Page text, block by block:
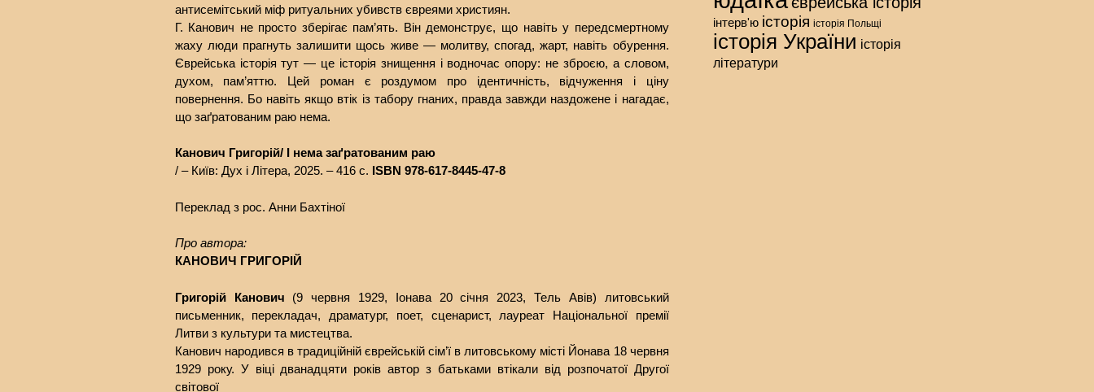
антисемітський міф ритуальних убивств євреями християн.
Г. Канович не просто зберігає пам’ять. Він демонструє, що навіть у передсмертному
жаху люди прагнуть залишити щось живе — молитву, спогад, жарт, навіть обурення.
Єврейська історія тут — це історія знищення і водночас опору: не зброєю, а словом,
духом, пам’яттю. Цей роман є роздумом про ідентичність, відчуження і ціну
повернення. Бо навіть якщо втік із табору гнаних, правда завжди наздожене і нагадає,
що заґратованим раю нема.
Канович Григорій/ І нема заґратованим раю
/ – Київ: Дух і Літера, 2025. – 416 с. ISBN 978-617-8445-47-8
Переклад з рос. Анни Бахтіної
Про автора:
КАНОВИЧ ГРИГОРІЙ
Григорій Канович (9 червня 1929, Іонава 20 січня 2023, Тель Авів) литовський
письменник, перекладач, драматург, поет, сценарист, лауреат Національної премії
Литви з культури та мистецтва.
Канович народився в традиційній єврейській сім’ї в литовському місті Йонава 18 червня
1929 року. У віці дванадцяти років автор з батьками втікали від розпочатої Другої
світової
інтерв'ю історія історія Польщі
історія України історія
літератури